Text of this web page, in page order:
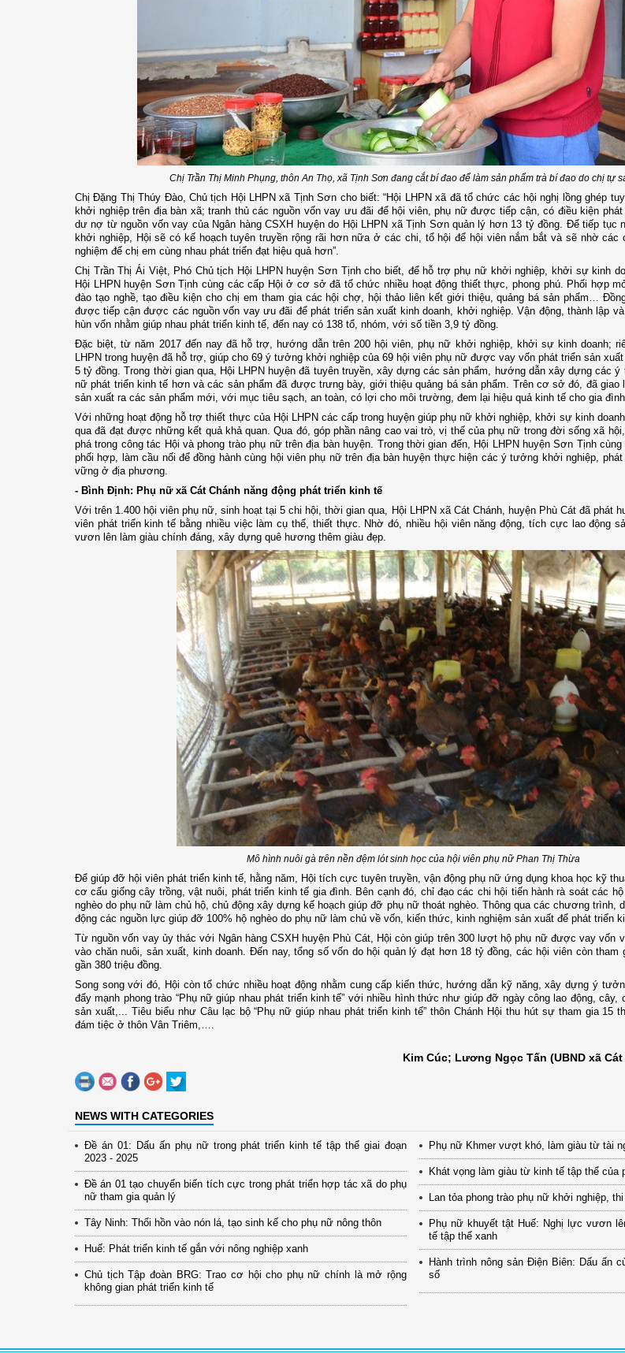
Chị Trần Thị Minh Phụng, thôn An Thọ, xã Tịnh Sơn đang cắt bí đao để làm sản phẩm trà bí đao do chị tự
Chị Đặng Thị Thúy Đào, Chủ tịch Hội LHPN xã Tịnh Sơn cho biết: “Hội LHPN xã đã tổ chức các hội nghị lồng ghép
khởi nghiệp trên địa bàn xã; tranh thủ các nguồn vốn vay ưu đãi để hội viên, phụ nữ được tiếp cận, có điều kiện
dư nợ từ nguồn vốn vay của Ngân hàng CSXH huyện do Hội LHPN xã Tịnh Sơn quản lý hơn 13 tỷ đồng. Để tiếp tục
khởi nghiệp, Hội sẽ có kế hoạch tuyên truyền rộng rãi hơn nữa ở các chi, tổ hội để hội viên nắm bắt và sẽ nhờ các
nghiệm để chị em cùng nhau phát triển đạt hiệu quả hơn”.
Chị Trần Thị Ái Việt, Phó Chủ tịch Hội LHPN huyện Sơn Tịnh cho biết, để hỗ trợ phụ nữ khởi nghiệp, khởi sự kinh
Hội LHPN huyện Sơn Tịnh cùng các cấp Hội ở cơ sở đã tổ chức nhiều hoạt động thiết thực, phong phú. Phối hợp
đào tạo nghề, tạo điều kiện cho chị em tham gia các hội chợ, hội thảo liên kết giới thiệu, quảng bá sản phẩm…
được tiếp cận được các nguồn vốn vay ưu đãi để phát triển sản xuất kinh doanh, khởi nghiệp. Vận động, thành lập
hùn vốn nhằm giúp nhau phát triển kinh tế, đến nay có 138 tổ, nhóm, với số tiền 3,9 tỷ đồng.
Đặc biệt, từ năm 2017 đến nay đã hỗ trợ, hướng dẫn trên 200 hội viên, phụ nữ khởi nghiệp, khởi sự kinh doanh;
LHPN trong huyện đã hỗ trợ, giúp cho 69 ý tưởng khởi nghiệp của 69 hội viên phụ nữ được vay vốn phát triển sản
5 tỷ đồng. Trong thời gian qua, Hội LHPN huyện đã tuyên truyền, xây dựng các sản phẩm, hướng dẫn xây dựng các
nữ phát triển kinh tế hơn và các sản phẩm đã được trưng bày, giới thiệu quảng bá sản phẩm. Trên cơ sở đó, đã giao
sản xuất ra các sản phẩm mới, với mục tiêu sạch, an toàn, có lợi cho môi trường, đem lại hiệu quả kinh tế cho gia đình.
Với những hoạt động hỗ trợ thiết thực của Hội LHPN các cấp trong huyện giúp phụ nữ khởi nghiệp, khởi sự kinh
qua đã đạt được những kết quả khả quan. Qua đó, góp phần nâng cao vai trò, vị thế của phụ nữ trong đời sống xã
phá trong công tác Hội và phong trào phụ nữ trên địa bàn huyện. Trong thời gian đến, Hội LHPN huyện Sơn Tịnh
phối hợp, làm cầu nối để đồng hành cùng hội viên phụ nữ trên địa bàn huyện thực hiện các ý tưởng khởi nghiệp,
vững ở địa phương.
- Bình Định: Phụ nữ xã Cát Chánh năng động phát triển kinh tế
Với trên 1.400 hội viên phụ nữ, sinh hoạt tại 5 chi hội, thời gian qua, Hội LHPN xã Cát Chánh, huyện Phù Cát đã phát
viên phát triển kinh tế bằng nhiều việc làm cụ thể, thiết thực. Nhờ đó, nhiều hội viên năng động, tích cực lao động
vươn lên làm giàu chính đáng, xây dựng quê hương thêm giàu đẹp.
Mô hình nuôi gà trên nền đệm lót sinh học của hội viên phụ nữ Phan Thị Thừa
Để giúp đỡ hội viên phát triển kinh tế, hằng năm, Hội tích cực tuyên truyền, vận động phụ nữ ứng dụng khoa học kỹ
cơ cấu giống cây trồng, vật nuôi, phát triển kinh tế gia đình. Bên cạnh đó, chỉ đạo các chi hội tiến hành rà soát các
nghèo do phụ nữ làm chủ hộ, chủ động xây dựng kế hoạch giúp đỡ phụ nữ thoát nghèo. Thông qua các chương trình,
động các nguồn lực giúp đỡ 100% hộ nghèo do phụ nữ làm chủ về vốn, kiến thức, kinh nghiệm sản xuất để phát triển
Từ nguồn vốn vay ủy thác với Ngân hàng CSXH huyện Phù Cát, Hội còn giúp trên 300 lượt hộ phụ nữ được vay vốn
vào chăn nuôi, sản xuất, kinh doanh. Đến nay, tổng số vốn do hội quản lý đạt hơn 18 tỷ đồng, các hội viên còn
gần 380 triệu đồng.
Song song với đó, Hội còn tổ chức nhiều hoạt động nhằm cung cấp kiến thức, hướng dẫn kỹ năng, xây dựng ý
đẩy mạnh phong trào “Phụ nữ giúp nhau phát triển kinh tế” với nhiều hình thức như giúp đỡ ngày công lao động, cây,
sản xuất,... Tiêu biểu như Câu lạc bộ “Phụ nữ giúp nhau phát triển kinh tế” thôn Chánh Hội thu hút sự tham gia 15
đám tiệc ở thôn Vân Triêm,….
Kim Cúc; Lương Ngọc Tấn (UBND xã
NEWS WITH CATEGORIES
Đề án 01: Dấu ấn phụ nữ trong phát triển kinh tế tập thể giai đoạn
2023 - 2025
Đề án 01 tạo chuyển biến tích cực trong phát triển hợp tác xã do phụ
nữ tham gia quản lý
Tây Ninh: Thổi hồn vào nón lá, tạo sinh kế cho phụ nữ nông thôn
Huế: Phát triển kinh tế gắn với nông nghiệp xanh
Chủ tịch Tập đoàn BRG: Trao cơ hội cho phụ nữ chính là mở rộng
không gian phát triển kinh tế
Phụ nữ Khmer vượt khó, làm giàu từ tài
Khát vọng làm giàu từ kinh tế tập thể của
Lan tỏa phong trào phụ nữ khởi nghiệp,
Phụ nữ khuyết tật Huế: Nghị lực vươn
tế tập thể xanh
Hành trình nông sản Điện Biên: Dấu ấn
số